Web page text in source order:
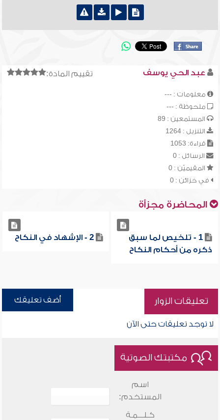
تقييم المادة: عبد الحي يوسف
معلومات : ---
ملحوظة : ---
المستمعين : 89
التنزيل : 1264
قراءة: 1053
الرسائل : 0
المقيميّن : 0
في خزائن : 0
المحاضرة مجزأة
1 - تلخيص لما سبق
ذكره من أحكام النكاح
2 - الإشهاد في النكاح
تعليقات الزوار أضف تعليقك
لا توجد تعليقات حتى الآن
مكتبتك الصوتية
اسم
المستخدم:
كـلـــمـة